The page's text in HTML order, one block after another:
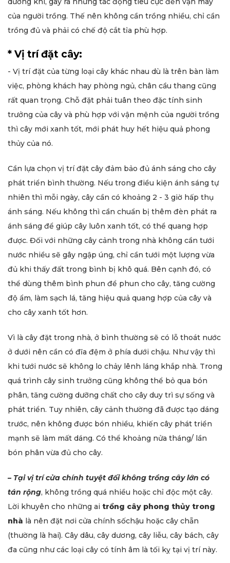
của người trồng. Thế nên không cần trồng nhiều, chỉ cần
trồng đủ và phải có chế độ cắt tỉa phù hợp.
* Vị trí đặt cây:
- Vị trí đặt của từng loại cây khác nhau dù là trên bàn làm
việc, phòng khách hay phòng ngủ, chân cầu thang cũng
rất quan trọng. Chỗ đặt phải tuân theo đặc tính sinh
trưởng của cây và phù hợp với vận mệnh của người trồng
thì cây mới xanh tốt, mới phát huy hết hiệu quả phong
thủy của nó.
Cần lựa chọn vị trí đặt cây đảm bảo đủ ánh sáng cho cây
phát triển bình thường. Nếu trong điều kiện ánh sáng tự
nhiên thì mỗi ngày, cây cần có khoảng 2 - 3 giờ hấp thụ
ánh sáng. Nếu không thì cần chuẩn bị thêm đèn phát ra
ánh sáng để giúp cây luôn xanh tốt, có thể quang hợp
được. Đối với những cây cảnh trong nhà không cần tưới
nước nhiều sẽ gây ngập úng, chỉ cần tưới một lượng vừa
đủ khi thấy đất trong bình bị khô quá. Bên cạnh đó, có
thể dùng thêm bình phun để phun cho cây, tăng cường
độ ẩm, làm sạch lá, tăng hiệu quả quang hợp của cây và
cho cây xanh tốt hơn.
Vì là cây đặt trong nhà, ở bình thường sẽ có lỗ thoát nước
ở dưới nên cần có đĩa đệm ở phía dưới chậu. Như vậy thì
khi tưới nước sẽ không lo chảy lênh láng khắp nhà. Trong
quá trình cây sinh trưởng cũng không thể bỏ qua bón
phân, tăng cường dưỡng chất cho cây duy trì sự sống và
phát triển. Tuy nhiên, cây cảnh thường đã được tạo dáng
trước, nên không được bón nhiều, khiến cây phát triển
mạnh sẽ làm mất dáng. Có thể khoảng nửa tháng/ lần
bón phân vừa đủ cho cây.
– Tại vị trí cửa chính tuyệt đối không trồng cây lớn có
tán rộng, không trồng quá nhiều hoặc chỉ độc một cây.
Lời khuyên cho những ai trồng cây phong thủy trong
nhà là nên đặt nơi cửa chính sốchậu hoặc cây chẵn
(thường là hai). Cây dâu, cây dương, cây liễu, cây bách, cây
đa cũng như các loại cây có tính âm là tối kỵ tại vị trí này.